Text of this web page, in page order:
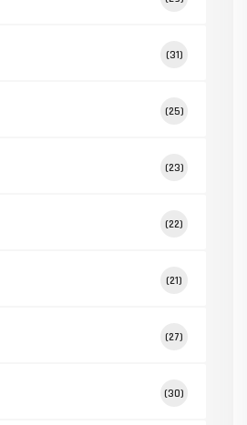
(31)
(25)
(23)
(22)
(21)
(27)
(30)